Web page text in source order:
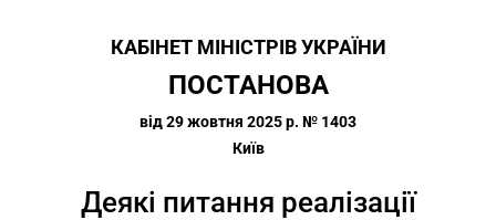
КАБІНЕТ МІНІСТРІВ УКРАЇНИ
ПОСТАНОВА
від 29 жовтня 2025 р. № 1403
Київ
Деякі питання реалізації